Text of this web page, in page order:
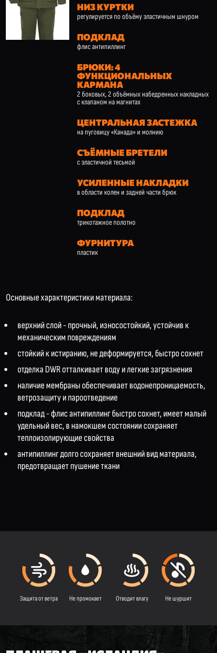
НИЗ КУРТКИ
регулируется по объёму эластичным шнуром
ПОДКЛАД
флис антипиллинг
БРЮКИ: 4
ФУНКЦИОНАЛЬНЫХ
КАРМАНА
2 боковых, 2 объёмных набедренных накладных
с клапаном на магнитах
ЦЕНТРАЛЬНАЯ ЗАСТЕЖКА
на пуговицу «Канада» и молнию
СЪЁМНЫЕ БРЕТЕЛИ
с эластичной тесьмой
УСИЛЕННЫЕ НАКЛАДКИ
в области колен и задней части брюк
ПОДКЛАД
трикотажное полотно
ФУРНИТУРА
пластик
Основные характеристики материала:
верхний слой - прочный, износостойкий, устойчив к
механическим повреждениям
стойкий к истиранию, не деформируется, быстро сохнет
отделка DWR отталкивает воду и легкие загрязнения
наличие мембраны обеспечивает водонепроницаемость,
ветрозащиту и пароотведение
подклад - флис антипиллинг быстро сохнет, имеет малый
удельный вес, в намокшем состоянии сохраняет
теплоизолирующие свойства
антипиллинг долго сохраняет внешний вид материала,
предотвращает пушение ткани
Защита от ветра Не промокает Отводит влагу Не шуршит